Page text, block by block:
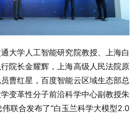
大学人工智能研究院教授、上海白
院长金耀辉，上海高级人民法院原
曹红星，百度智能云区域生态部总
变革性分子前沿科学中心副教授朱
联合发布了“白玉兰科学大模型2.0